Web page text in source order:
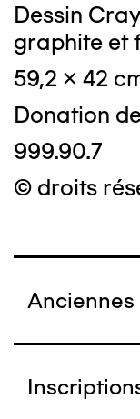
Dessin
graphite et
59,2 x 42
Donation
999.90.7
© droits